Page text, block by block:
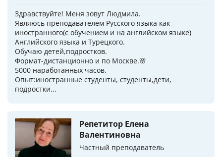
Здравствуйте! Меня зовут Людмила.
Являюсь преподавателем Русского языка как
иностранного(с обучением и на английском языке)
Английского языка и Турецкого.
Обучаю детей,подростков.
Формат-дистанционно и по Москве.🌸
5000 наработанных часов.
Опыт:иностранные студенты, студенты,дети,
подростки...
Репетитор Елена
Валентиновна
Частный преподаватель